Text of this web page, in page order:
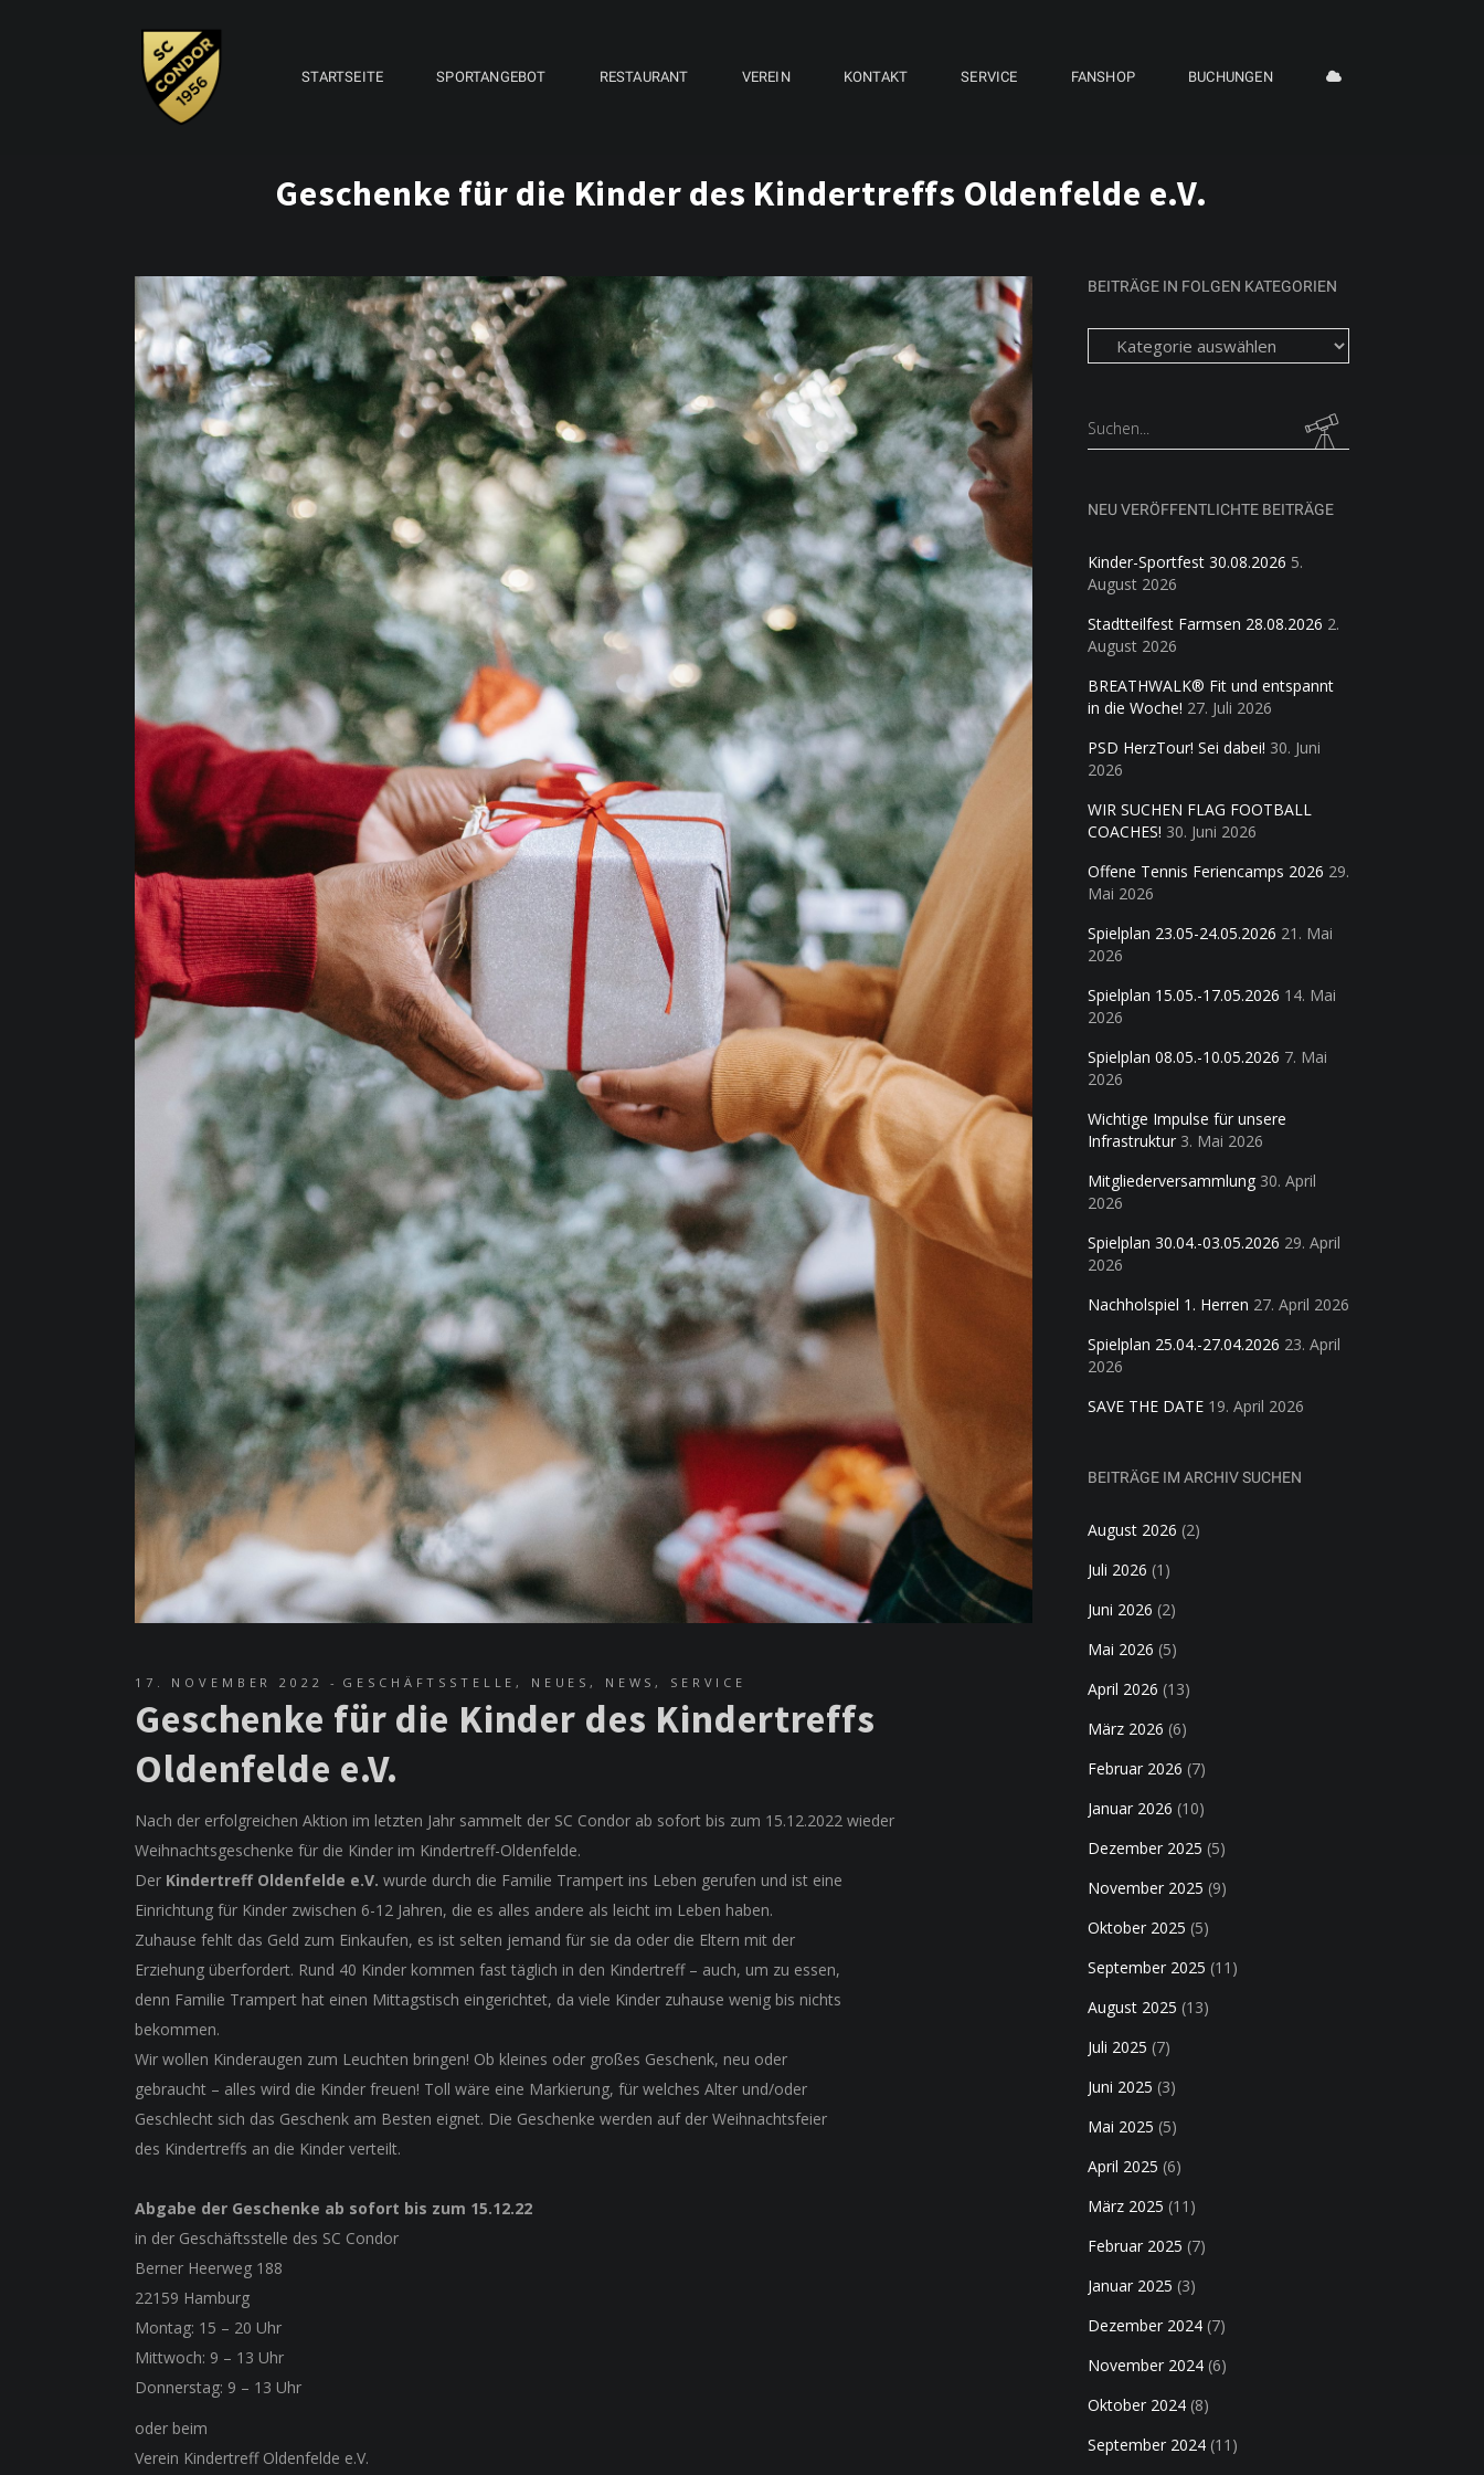
STARTSEITE SPORTANGEBOT RESTAURANT VEREIN KONTAKT SERVICE FANSHOP BUCHUNGEN
Geschenke für die Kinder des Kindertreffs Oldenfelde e.V.
17. NOVEMBER 2022 GESCHÄFTSSTELLE , NEUES , NEWS , SERVICE
Geschenke für die Kinder des Kindertreffs
Oldenfelde e.V.
Nach der erfolgreichen Aktion im letzten Jahr sammelt der SC Condor ab sofort bis zum 15.12.2022 wieder
Weihnachtsgeschenke für die Kinder im Kindertreff-Oldenfelde.
Der Kindertreff Oldenfelde e.V. wurde durch die Familie Trampert ins Leben gerufen und ist eine
Einrichtung für Kinder zwischen 6-12 Jahren, die es alles andere als leicht im Leben haben.
Zuhause fehlt das Geld zum Einkaufen, es ist selten jemand für sie da oder die Eltern mit der
Erziehung überfordert. Rund 40 Kinder kommen fast täglich in den Kindertreff – auch, um zu essen,
denn Familie Trampert hat einen Mittagstisch eingerichtet, da viele Kinder zuhause wenig bis nichts
bekommen.
Wir wollen Kinderaugen zum Leuchten bringen! Ob kleines oder großes Geschenk, neu oder
gebraucht – alles wird die Kinder freuen! Toll wäre eine Markierung, für welches Alter und/oder
Geschlecht sich das Geschenk am Besten eignet. Die Geschenke werden auf der Weihnachtsfeier
des Kindertreffs an die Kinder verteilt.
Abgabe der Geschenke ab sofort bis zum 15.12.22
in der Geschäftsstelle des SC Condor
Berner Heerweg 188
22159 Hamburg
Montag: 15 – 20 Uhr
Mittwoch: 9 – 13 Uhr
Donnerstag: 9 – 13 Uhr
oder beim
Verein Kindertreff Oldenfelde e.V.
BEITRÄGE IN FOLGEN KATEGORIEN
Beiträge
in
Kategorien
Search
for:
NEU VERÖFFENTLICHTE BEITRÄGE
Kinder-Sportfest 30.08.2026 5.
August 2026
Stadtteilfest Farmsen 28.08.2026 2.
August 2026
BREATHWALK® Fit und entspannt
in die Woche! 27. Juli 2026
PSD HerzTour! Sei dabei! 30. Juni
2026
WIR SUCHEN FLAG FOOTBALL
COACHES! 30. Juni 2026
Offene Tennis Feriencamps 2026 29.
Mai 2026
Spielplan 23.05-24.05.2026 21. Mai
2026
Spielplan 15.05.-17.05.2026 14. Mai
2026
Spielplan 08.05.-10.05.2026 7. Mai
2026
Wichtige Impulse für unsere
Infrastruktur 3. Mai 2026
Mitgliederversammlung 30. April
2026
Spielplan 30.04.-03.05.2026 29. April
2026
Nachholspiel 1. Herren 27. April 2026
Spielplan 25.04.-27.04.2026 23. April
2026
SAVE THE DATE 19. April 2026
BEITRÄGE IM ARCHIV SUCHEN
August 2026 (2)
Juli 2026 (1)
Juni 2026 (2)
Mai 2026 (5)
April 2026 (13)
März 2026 (6)
Februar 2026 (7)
Januar 2026 (10)
Dezember 2025 (5)
November 2025 (9)
Oktober 2025 (5)
September 2025 (11)
August 2025 (13)
Juli 2025 (7)
Juni 2025 (3)
Mai 2025 (5)
April 2025 (6)
März 2025 (11)
Februar 2025 (7)
Januar 2025 (3)
Dezember 2024(7)
November 2024(6)
Oktober 2024(8)
September 2024(11)